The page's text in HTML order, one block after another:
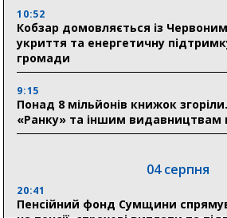
10:52
Кобзар домовляється із
укриття та енергетичну
громади
9:15
Понад 8 мільйонів книжок
«Ранку» та іншим видавництвам
04 серпня
20:41
Пенсійний фонд Сумщини